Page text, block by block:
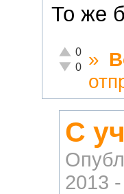
То же
Отлично!
0
Неадекватно!
0 »
С
2013